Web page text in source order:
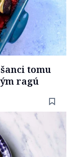
tomu
ragú